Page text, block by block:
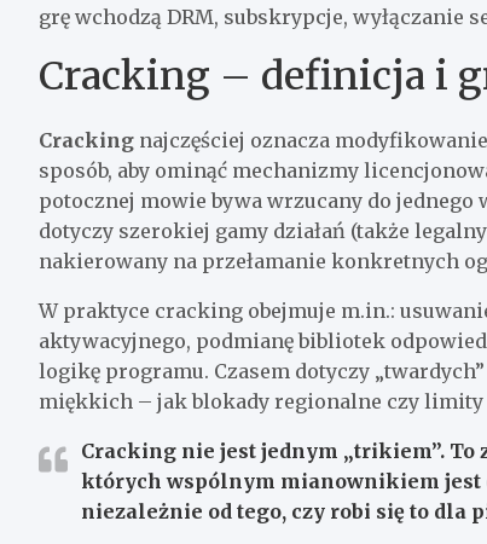
grę wchodzą DRM, subskrypcje,
Cracking – definicja i
Cracking najczęściej oznacza
sposób, aby ominąć mechanizmy
potocznej mowie bywa wrzucany do
dotyczy szerokiej gamy działań (także
nakierowany na przełamanie konkretnych
W praktyce cracking obejmuje m.in.:
aktywacyjnego, podmianę bibliotek
logikę programu. Czasem dotyczy
miękkich – jak blokady regionalne czy
Cracking nie jest jednym „trikiem”.
których wspólnym mianownikiem jest
niezależnie od tego, czy robi się to dla